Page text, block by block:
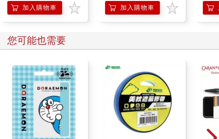
全就在這裡，請思考一下。我認為以不同的角度去觀察同一個
人，就會映照出不同的樣貌，也請參考一下。
我不是預言家，對於未來沒有置啄的資格。當烏雲蔽天，有時會
下雨，有時不會下雨。只是當烏雲蔽天時，看不到太陽卻是事
意味，但是自己不幸福的人，理應不具有讓其他人幸福的力量。
強迫被雲遮蔽的太陽，給予溫暖的陽光，那是強迫者的無理吧！
在這段期間，我儘量為你哥哥趕走烏雲。你們希望你哥哥散發出
溫暖陽光前，首先替他把籠罩在頭上的烏雲趕走，不就好了嗎？
假如不趕走烏雲的話，你們家也許會發生悲劇。對你哥哥來說，
也是悲哀的結局吧！我也會感到悲痛。
我把你哥哥過去的十天都寫下來了。你哥哥過了這十天，未來的
加入購物車 加入購物車
您可能也需要